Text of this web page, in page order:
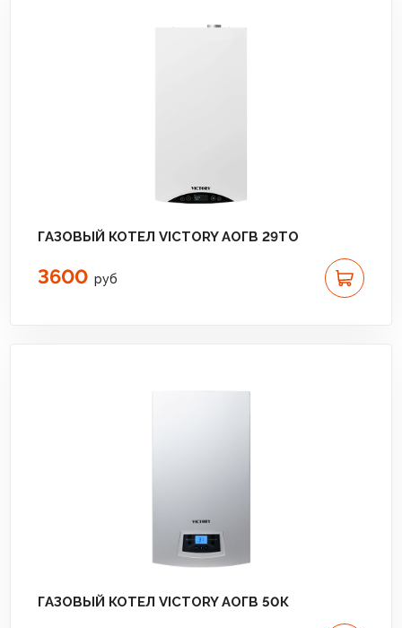
ГАЗОВЫЙ КОТЕЛ VICTORY АОГВ 29TO
3600 руб
ГАЗОВЫЙ КОТЕЛ VICTORY АОГВ 50К